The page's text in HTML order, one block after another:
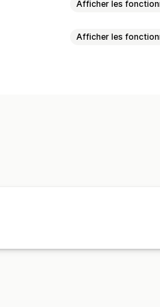
Afficher les
Afficher les